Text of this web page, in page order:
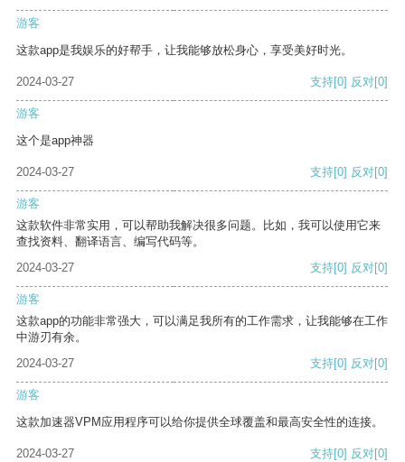
游客
这款app是我娱乐的好帮手，让我能够放松身心，享受美好时光。
2024-03-27 支持[0] 反对[0]
游客
这个是app神器
2024-03-27 支持[0] 反对[0]
游客
这款软件非常实用，可以帮助我解决很多问题。比如，我可以使用它来
查找资料、翻译语言、编写代码等。
2024-03-27
支持[0] 反对[0]
游客
这款app的功能非常强大，可以满足我所有的工作需求，让我能够在工作
中游刃有余。
2024-03-27
支持[0] 反对[0]
游客
这款加速器VPM应用程序可以给你提供全球覆盖和最高安全性的连接。
2024-03-27 支持[0] 反对[0]